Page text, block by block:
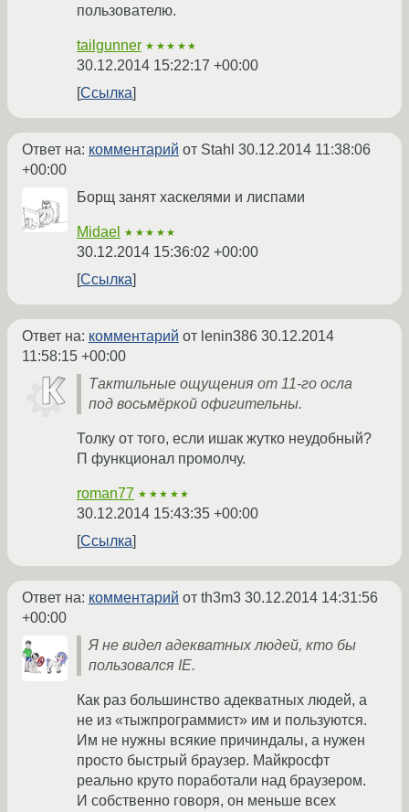
пользователю.
tailgunner ★★★★★
30.12.2014 15:22:17 +00:00
Ссылка
Ответ на: комментарий от Stahl 30.12.2014 11:38:06
+00:00
Борщ занят хаскелями и лиспами
Midael ★★★★★
30.12.2014 15:36:02 +00:00
Ссылка
Ответ на: комментарий от lenin386 30.12.2014
11:58:15 +00:00
Тактильные ощущения от 11-го осла
под восьмёркой офигительны.
Толку от того, если ишак жутко неудобный?
П функционал промолчу.
roman77 ★★★★★
30.12.2014 15:43:35 +00:00
Ссылка
Ответ на: комментарий от th3m3 30.12.2014 14:31:56
+00:00
Я не видел адекватных людей, кто бы
пользовался IE.
Как раз большинство адекватных людей, а
не из «тыжпрограммист» им и пользуются.
Им не нужны всякие причиндалы, а нужен
просто быстрый браузер. Майкросфт
реально круто поработали над браузером.
И собственно говоря, он меньше всех